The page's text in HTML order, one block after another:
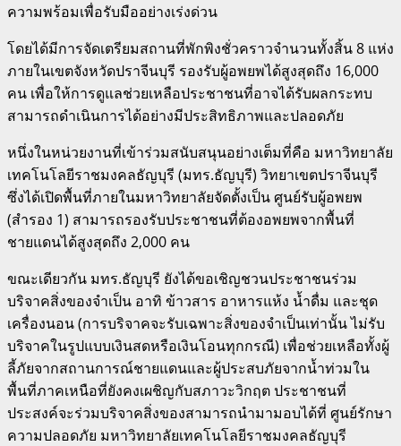
ความพร้อมเพื่อรับมืออย่างเร่งด่วน
โดยได้มีการจัดเตรียมสถานที่พักพิงชั่วคราวจำนวนทั้งสิ้น 8 แห่ง
ภายในเขตจังหวัดปราจีนบุรี รองรับผู้อพยพได้สูงสุดถึง 16,000
คน เพื่อให้การดูแลช่วยเหลือประชาชนที่อาจได้รับผลกระทบ
สามารถดำเนินการได้อย่างมีประสิทธิภาพและปลอดภัย
หนึ่งในหน่วยงานที่เข้าร่วมสนับสนุนอย่างเต็มที่คือ มหาวิทยาลัย
เทคโนโลยีราชมงคลธัญบุรี (มทร.ธัญบุรี) วิทยาเขตปราจีนบุรี
ซึ่งได้เปิดพื้นที่ภายในมหาวิทยาลัยจัดตั้งเป็น ศูนย์รับผู้อพยพ
(สำรอง 1) สามารถรองรับประชาชนที่ต้องอพยพจากพื้นที่
ชายแดนได้สูงสุดถึง 2,000 คน
ขณะเดียวกัน มทร.ธัญบุรี ยังได้ขอเชิญชวนประชาชนร่วม
บริจาคสิ่งของจำเป็น อาทิ ข้าวสาร อาหารแห้ง น้ำดื่ม และชุด
เครื่องนอน (การบริจาคจะรับเฉพาะสิ่งของจำเป็นเท่านั้น ไม่รับ
บริจาคในรูปแบบเงินสดหรือเงินโอนทุกกรณี) เพื่อช่วยเหลือทั้งผู้
ลี้ภัยจากสถานการณ์ชายแดนและผู้ประสบภัยจากน้ำท่วมใน
พื้นที่ภาคเหนือที่ยังคงเผชิญกับสภาวะวิกฤต ประชาชนที่
ประสงค์จะร่วมบริจาคสิ่งของสามารถนำมามอบได้ที่ ศูนย์รักษา
ความปลอดภัย มหาวิทยาลัยเทคโนโลยีราชมงคลธัญบุรี